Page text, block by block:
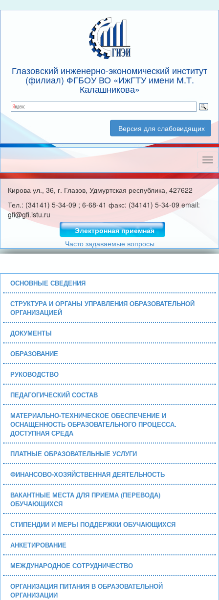
Глазовский инженерно-экономический институт
(филиал) ФГБОУ ВО «ИжГТУ имени М.Т.
Калашникова»
Версия для слабовидящих
Кирова ул., 36, г. Глазов, Удмуртская республика, 427622
Тел.: (34141) 5-34-09 ; 6-68-41 факс: (34141) 5-34-09 email:
gfi@gfi.istu.ru
Электронная приемная
Часто задаваемые вопросы
ОСНОВНЫЕ СВЕДЕНИЯ
СТРУКТУРА И ОРГАНЫ УПРАВЛЕНИЯ ОБРАЗОВАТЕЛЬНОЙ
ОРГАНИЗАЦИЕЙ
ДОКУМЕНТЫ
ОБРАЗОВАНИЕ
РУКОВОДСТВО
ПЕДАГОГИЧЕСКИЙ СОСТАВ
МАТЕРИАЛЬНО-ТЕХНИЧЕСКОЕ ОБЕСПЕЧЕНИЕ И
ОСНАЩЕННОСТЬ ОБРАЗОВАТЕЛЬНОГО ПРОЦЕССА.
ДОСТУПНАЯ СРЕДА
ПЛАТНЫЕ ОБРАЗОВАТЕЛЬНЫЕ УСЛУГИ
ФИНАНСОВО-ХОЗЯЙСТВЕННАЯ ДЕЯТЕЛЬНОСТЬ
ВАКАНТНЫЕ МЕСТА ДЛЯ ПРИЕМА (ПЕРЕВОДА)
ОБУЧАЮЩИХСЯ
СТИПЕНДИИ И МЕРЫ ПОДДЕРЖКИ ОБУЧАЮЩИХСЯ
АНКЕТИРОВАНИЕ
МЕЖДУНАРОДНОЕ СОТРУДНИЧЕСТВО
ОРГАНИЗАЦИЯ ПИТАНИЯ В ОБРАЗОВАТЕЛЬНОЙ
ОРГАНИЗАЦИИ